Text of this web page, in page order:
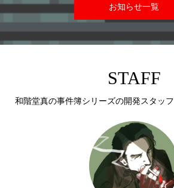
お知らせ一覧
STAFF
和階堂真の事件簿シリーズの開発スタッフ